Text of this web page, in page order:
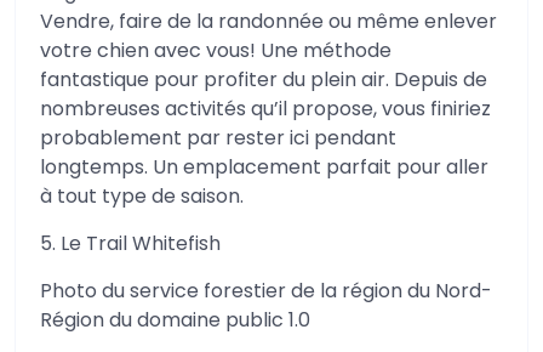
Vendre, faire de la randonnée ou même enlever
votre chien avec vous! Une méthode
fantastique pour profiter du plein air. Depuis de
nombreuses activités qu’il propose, vous finiriez
probablement par rester ici pendant
longtemps. Un emplacement parfait pour aller
à tout type de saison.
5. Le Trail Whitefish
Photo du service forestier de la région du Nord-
Région du domaine public 1.0